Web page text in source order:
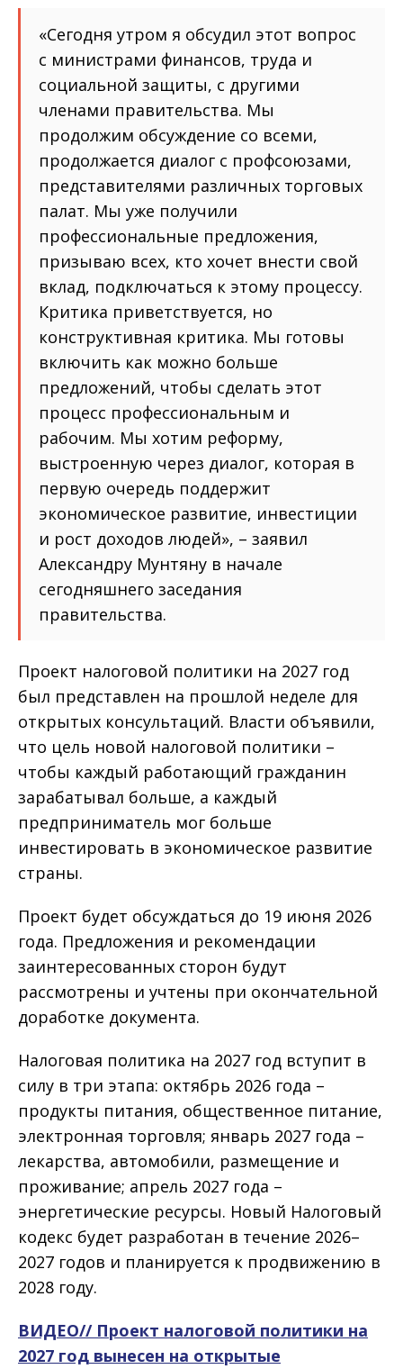
«Сегодня утром я обсудил этот вопрос
с министрами финансов, труда и
социальной защиты, с другими
членами правительства. Мы
продолжим обсуждение со всеми,
продолжается диалог с профсоюзами,
представителями различных торговых
палат. Мы уже получили
профессиональные предложения,
призываю всех, кто хочет внести свой
вклад, подключаться к этому процессу.
Критика приветствуется, но
конструктивная критика. Мы готовы
включить как можно больше
предложений, чтобы сделать этот
процесс профессиональным и
рабочим. Мы хотим реформу,
выстроенную через диалог, которая в
первую очередь поддержит
экономическое развитие, инвестиции
и рост доходов людей», – заявил
Александру Мунтяну в начале
сегодняшнего заседания
правительства.
Проект налоговой политики на 2027 год
был представлен на прошлой неделе для
открытых консультаций. Власти объявили,
что цель новой налоговой политики –
чтобы каждый работающий гражданин
зарабатывал больше, а каждый
предприниматель мог больше
инвестировать в экономическое развитие
страны.
Проект будет обсуждаться до 19 июня 2026
года. Предложения и рекомендации
заинтересованных сторон будут
рассмотрены и учтены при окончательной
доработке документа.
Налоговая политика на 2027 год вступит в
силу в три этапа: октябрь 2026 года –
продукты питания, общественное питание,
электронная торговля; январь 2027 года –
лекарства, автомобили, размещение и
проживание; апрель 2027 года –
энергетические ресурсы. Новый Налоговый
кодекс будет разработан в течение 2026–
2027 годов и планируется к продвижению в
2028 году.
ВИДЕО// Проект налоговой политики на
2027 год вынесен на открытые